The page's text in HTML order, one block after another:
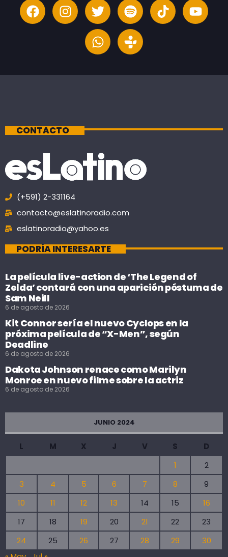
CONTACTO
(+591) 2-331164
contacto@eslatinoradio.com
eslatinoradio@yahoo.es
PODRÍA INTERESARTE
La película live-action de ‘The Legend of
Zelda’ contará con una aparición póstuma de
Sam Neill
6 de agosto de 2026
Kit Connor sería el nuevo Cyclops en la
próxima película de “X-Men”, según
Deadline
6 de agosto de 2026
Dakota Johnson renace como Marilyn
Monroe en nuevo filme sobre la actriz
6 de agosto de 2026
JUNIO 2024
L M X J V S
D
1
2
3
4 5 6 7 8
9
10
11 12 13 14 15
16
17
18 19 20 21 22
23
24
25 26 27 28 29
30